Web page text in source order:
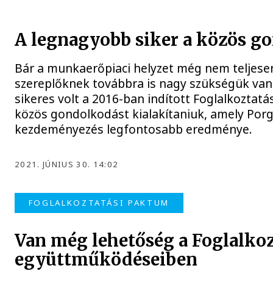
A legnagyobb siker a közös
Bár a munkaerőpiaci helyzet még nem
szereplőknek továbbra is nagy szükségük
sikeres volt a 2016-ban indított
közös gondolkodást kialakítaniuk, amely
kezdeményezés legfontosabb eredménye.
2021. JÚNIUS 30. 14:02
FOGLALKOZTATÁSI PAKTUM
Van még lehetőség a
együttműködéseiben